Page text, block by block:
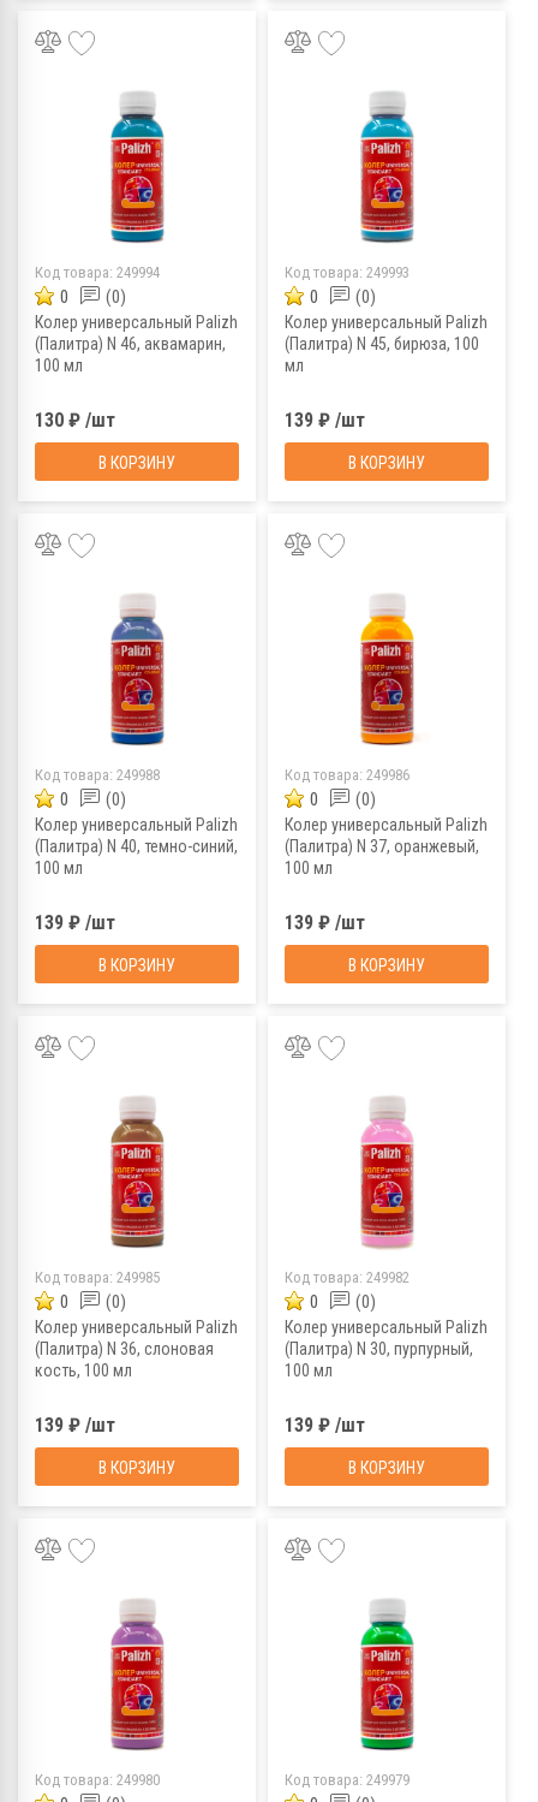
Код товара: 249994
0 (0)
Колер универсальный Palizh
(Палитра) N 46, аквамарин,
100 мл
130 ₽ /шт
В КОРЗИНУ
Код товара: 249993
0 (0)
Колер универсальный Palizh
(Палитра) N 45, бирюза, 100
мл
139 ₽ /шт
В КОРЗИНУ
Код товара: 249988
0 (0)
Колер универсальный Palizh
(Палитра) N 40, темно-синий,
100 мл
139 ₽ /шт
В КОРЗИНУ
Код товара: 249986
0 (0)
Колер универсальный Palizh
(Палитра) N 37, оранжевый,
100 мл
139 ₽ /шт
В КОРЗИНУ
Код товара: 249985
0 (0)
Колер универсальный Palizh
(Палитра) N 36, слоновая
кость, 100 мл
139 ₽ /шт
В КОРЗИНУ
Код товара: 249982
0 (0)
Колер универсальный Palizh
(Палитра) N 30, пурпурный,
100 мл
139 ₽ /шт
В КОРЗИНУ
Код товара: 249980 Код товара: 249979